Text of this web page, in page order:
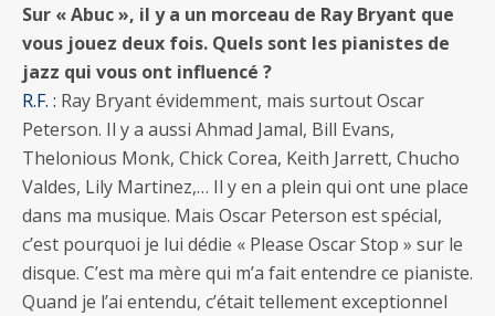
Sur « Abuc », il y a un morceau de Ray Bryant que
vous jouez deux fois. Quels sont les pianistes de
jazz qui vous ont influencé ?
R.F. : Ray Bryant évidemment, mais surtout Oscar
Peterson. Il y a aussi Ahmad Jamal, Bill Evans,
Thelonious Monk, Chick Corea, Keith Jarrett, Chucho
Valdes, Lily Martinez,… Il y en a plein qui ont une place
dans ma musique. Mais Oscar Peterson est spécial,
c’est pourquoi je lui dédie « Please Oscar Stop » sur le
disque. C’est ma mère qui m’a fait entendre ce pianiste.
Quand je l’ai entendu, c’était tellement exceptionnel